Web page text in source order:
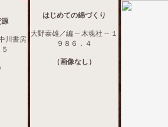
川書房
はじめての綿づくり
大野泰雄／編 -- 木魂社 -- １
９８６．４
（画像なし）